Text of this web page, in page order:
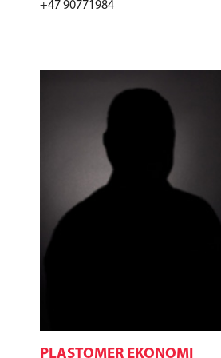
+47 90771984
PLASTOMER EKONOMI